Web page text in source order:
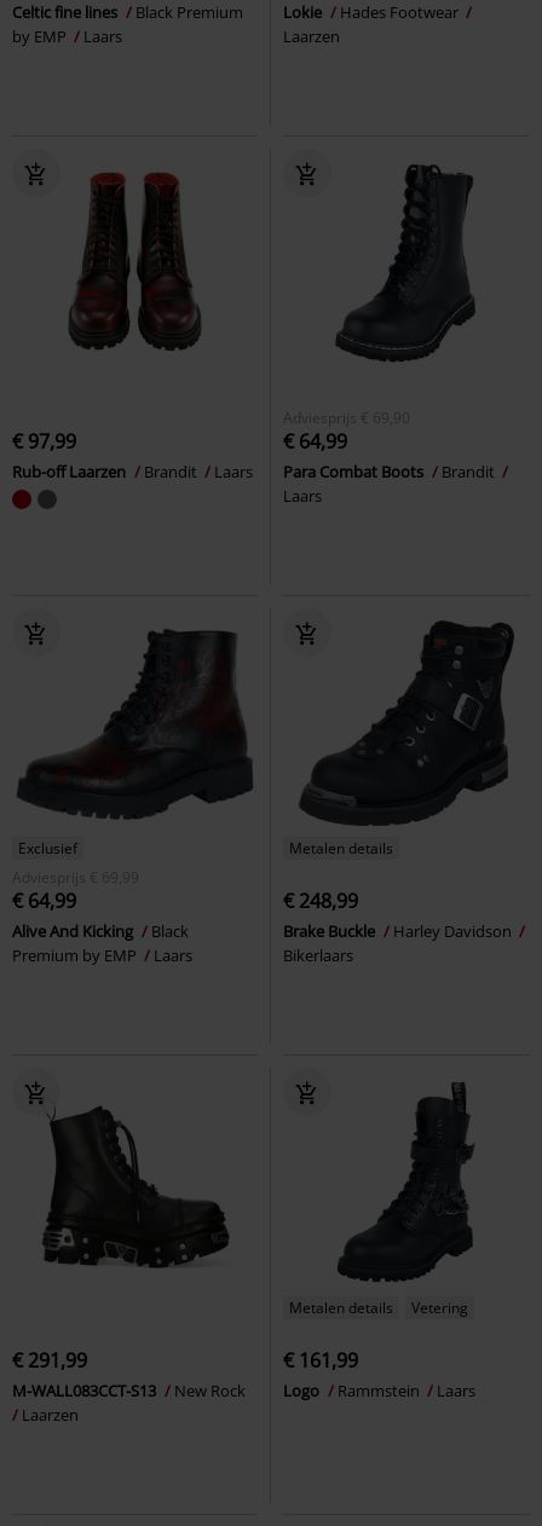
Celtic fine lines
Black Premium
by EMP
Laars
Lokie
Hades Footwear
Laarzen
€ 97,99
Rub-off Laarzen Brandit Laars
Adviesprijs € 69,90
€ 64,99
Para Combat Boots
Brandit
Laars
Exclusief
Adviesprijs
€ 69,99
€ 64,99
Alive And Kicking
Black
Premium by EMP
Laars
Metalen details
€ 248,99
Brake Buckle
Harley Davidson
Bikerlaars
€ 291,99
M-WALL083CCT-S13
New Rock
Laarzen
Metalen details Vetering
€ 161,99
Logo Rammstein Laars